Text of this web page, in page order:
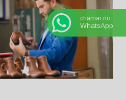
chamar no
WhatsApp